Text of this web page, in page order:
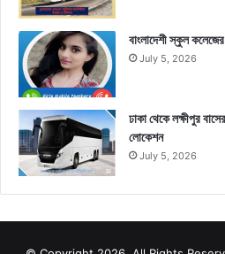
বাংলাদেশী স্কুল
July 5, 2026
ঢাকা থেকে লক্ষীপুর
লোকেশন
July 5, 2026